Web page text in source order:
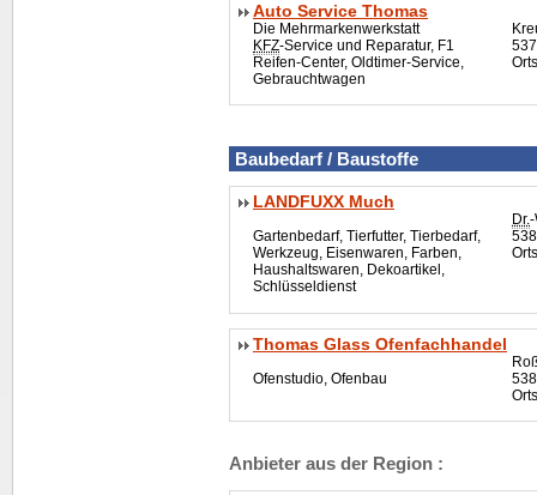
Auto Service Thomas
Die Mehrmarkenwerkstatt
KFZ-Service und Reparatur, F1
Reifen-Center, Oldtimer-Service,
Gebrauchtwagen
Baubedarf / Baustoffe
LANDFUXX Much
Gartenbedarf, Tierfutter, Tierbedarf,
Werkzeug, Eisenwaren, Farben,
Haushaltswaren, Dekoartikel,
Schlüsseldienst
Dr.-
Thomas Glass Ofenfachhandel
Ofenstudio, Ofenbau
Anbieter aus der Region :